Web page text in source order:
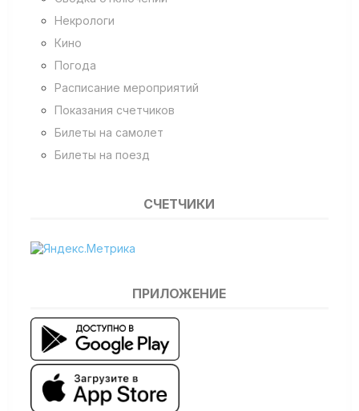
Некрологи
Кино
Погода
Расписание мероприятий
Показания счетчиков
Билеты на самолет
Билеты на поезд
СЧЕТЧИКИ
ПРИЛОЖЕНИЕ